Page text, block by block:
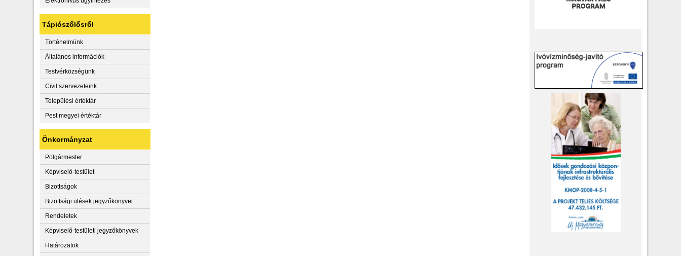
Tápiószőlősről
Történelmünk
Általános információk
Testvérközségünk
Civil szervezeteink
Települési értéktár
Pest megyei értéktár
Önkormányzat
Polgármester
Képviselő-testület
Bizottságok
Bizottsági ülések jegyzőkönyvei
Rendeletek
Képviselő-testületi jegyzőkönyvek
Határozatok